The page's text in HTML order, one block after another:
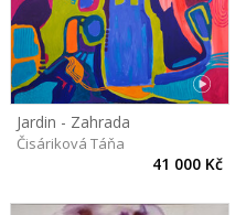
Jardin - Zahrada
Čisáriková Táňa
41 000 Kč